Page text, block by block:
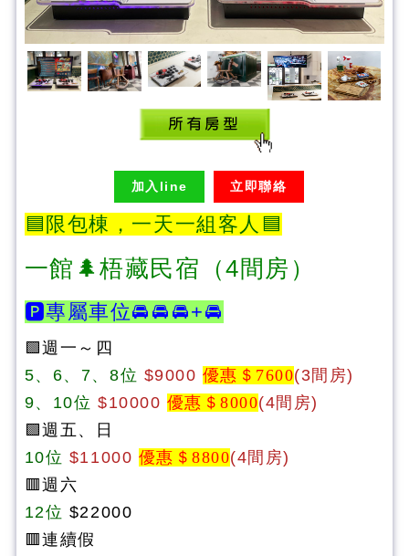
加入line 立即聯絡
🟦 限包棟，一天一組客人🟦
一館🌲梧藏民宿（4間房）
🅿️專屬車位🚘🚘🚘+🚘
🟩週一～四
5、6、7、8位 $9000 優惠＄7600(3間房)
9、10位 $10000 優惠＄8000(4間房)
🟩週五、日
10位 $11000 優惠＄8800(4間房)
🟥週六
12位 $22000
🟥連續假